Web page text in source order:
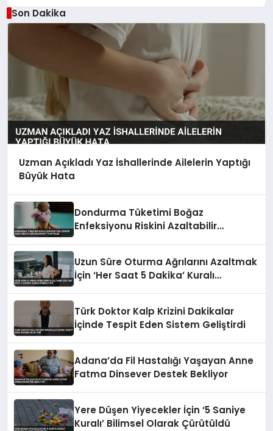
Son Dakika
Uzman Açıkladı Yaz İshallerinde Ailelerin Yaptığı
Büyük Hata
Dondurma Tüketimi Boğaz
Enfeksiyonu Riskini Azaltabilir
Uzun Süre Oturma Ağrılarını Azaltmak
İçin ‘Her Saat 5 Dakika’ Kuralı
Türk Doktor Kalp Krizini Dakikalar
İçinde Tespit Eden Sistem Geliştirdi
Adana’da Fil Hastalığı Yaşayan Anne
Fatma Dinsever Destek Bekliyor
Yere Düşen Yiyecekler İçin ‘5 Saniye
Kuralı’ Bilimsel Olarak Çürütüldü